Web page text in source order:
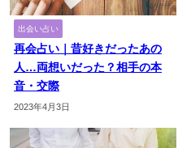
出会い占い
再会占い｜昔好きだったあの
人…両想いだった？相手の本
音・交際
2023年4月3日